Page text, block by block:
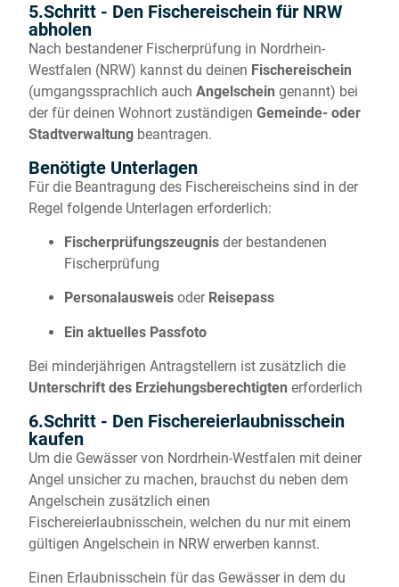
5.Schritt - Den Fischereischein für NRW
abholen
Nach bestandener Fischerprüfung in Nordrhein-
Westfalen (NRW) kannst du deinen Fischereischein
(umgangssprachlich auch Angelschein genannt) bei
der für deinen Wohnort zuständigen Gemeinde- oder
Stadtverwaltung beantragen.
Benötigte Unterlagen
Für die Beantragung des Fischereischeins sind in der
Regel folgende Unterlagen erforderlich:
Fischerprüfungszeugnis der bestandenen
Fischerprüfung
Personalausweis oder Reisepass
Ein aktuelles Passfoto
Bei minderjährigen Antragstellern ist zusätzlich die
Unterschrift des Erziehungsberechtigten erforderlich
6.Schritt - Den Fischereierlaubnisschein
kaufen
Um die Gewässer von Nordrhein-Westfalen mit deiner
Angel unsicher zu machen, brauchst du neben dem
Angelschein zusätzlich einen
Fischereierlaubnisschein, welchen du nur mit einem
gültigen Angelschein in NRW erwerben kannst.
Einen Erlaubnisschein für das Gewässer in dem du